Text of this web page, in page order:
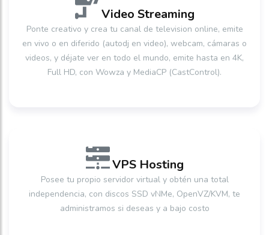
Video Streaming
Ponte creativo y crea tu canal de television online, emite
en vivo o en diferido (autodj en video), webcam, cámaras o
videos, y déjate ver en todo el mundo, emite hasta en 4K,
Full HD, con Wowza y MediaCP (CastControl).
VPS Hosting
Posee tu propio servidor virtual y obtén una total
independencia, con discos SSD vNMe, OpenVZ/KVM, te
administramos si deseas y a bajo costo